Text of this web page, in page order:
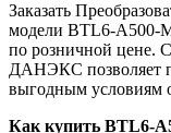
Заказать
модели BTL6-A500-
по розничной цене.
ДАНЭКС позволяет
выгодным условиям
Как купить BTL6-